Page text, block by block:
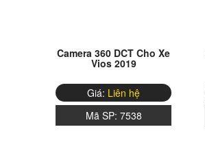
Camera 360 DCT Cho Xe
Vios 2019
Giá: Liên hệ
Mã SP: 7538